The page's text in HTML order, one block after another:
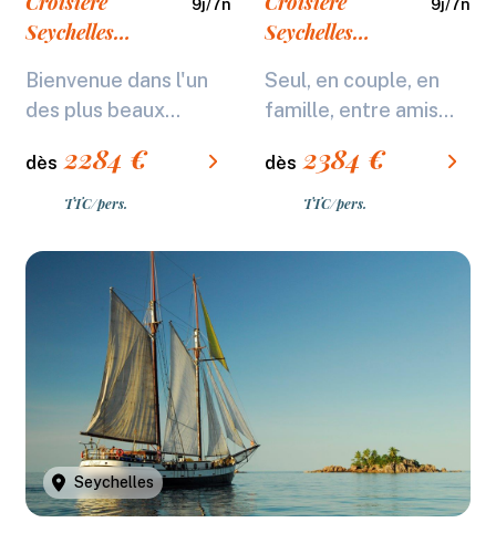
Seychelles
Standard - 7
nuits
9j/7n
Bienvenue dans l'un
des plus beaux...
dès 2284 €
TTC/pers.
Seychelles
Premium - 7
nuits
9j/7n
Seul, en couple, en
famille, entre amis...
dès 2384 €
TTC/pers.
Seychelles